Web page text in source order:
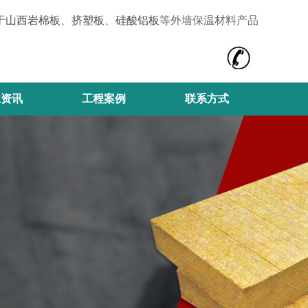
山西岩棉板 挤塑板 硅酸铝板等外墙保温材料产品
讯 工程案例 联系方式